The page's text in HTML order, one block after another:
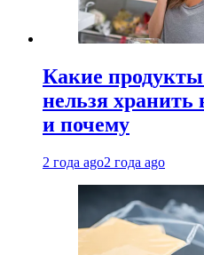
Какие
нельзя хранить
и почему
2 года ago2 года ago